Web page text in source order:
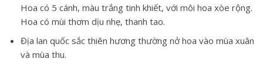
Hoa có 5 cánh, màu trắng tinh khiết, với môi hoa xòe rộng.
Hoa có mùi thơm dịu nhẹ, thanh tao.
Địa lan quốc sắc thiên hương thường nở hoa vào mùa xuân
và mùa thu.